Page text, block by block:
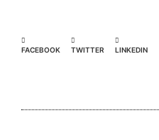
FACEBOOK TWITTER LINKEDIN